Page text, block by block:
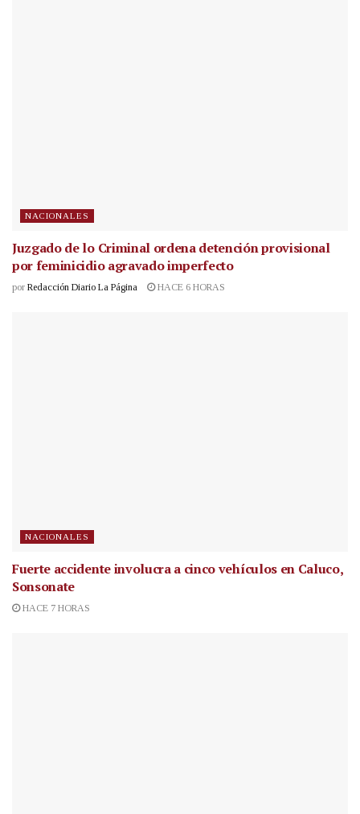
NACIONALES
Juzgado de lo Criminal ordena detención provisional
por feminicidio agravado imperfecto
por Redacción Diario La Página HACE 6 HORAS
NACIONALES
Fuerte accidente involucra a cinco vehículos en Caluco,
Sonsonate
HACE 7 HORAS